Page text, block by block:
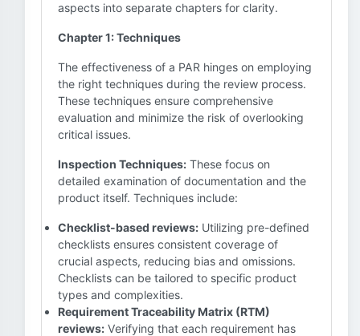
aspects into separate chapters for clarity.
Chapter 1: Techniques
The effectiveness of a PAR hinges on employing
the right techniques during the review process.
These techniques ensure comprehensive
evaluation and minimize the risk of overlooking
critical issues.
Inspection Techniques: These focus on
detailed examination of documentation and the
product itself. Techniques include:
Checklist-based reviews: Utilizing pre-defined
checklists ensures consistent coverage of
crucial aspects, reducing bias and omissions.
Checklists can be tailored to specific product
types and complexities.
Requirement Traceability Matrix (RTM)
reviews: Verifying that each requirement has